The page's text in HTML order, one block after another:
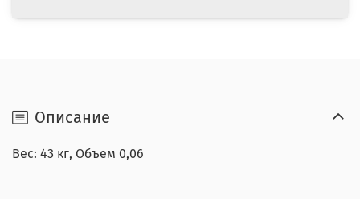
Описание
Вес: 43 кг, Объем 0,06